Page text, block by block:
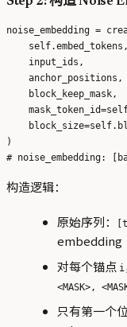
noise_embedding =
    self.embed_tokens,
    input_ids,
    anchor_positions,
    block_keep_mask,
)
构造逻辑：
原始序列：
embedding
对每个锚点 i
<MASK>,
只有第一个